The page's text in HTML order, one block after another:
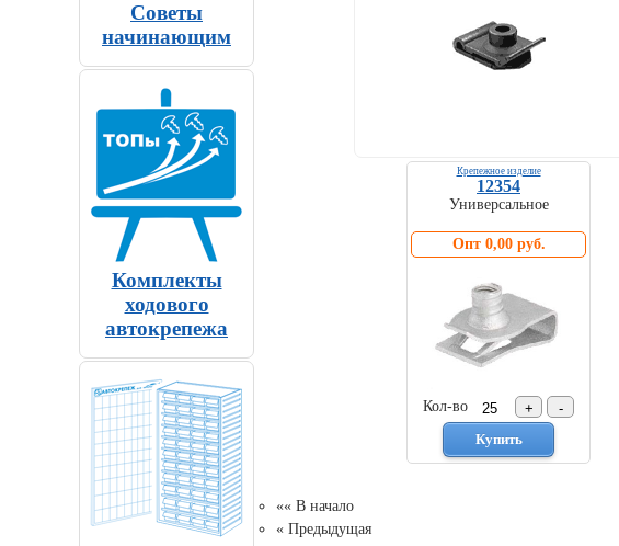
Советы
начинающим
Комплекты
ходового
автокрепежа
Крепежное изделие
12354
Универсальное
Опт 0,00 руб.
Кол-во
«« В начало
« Предыдущая